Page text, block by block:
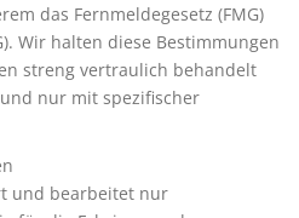
das Fernmeldegesetz (FMG)
Wir halten diese Bestimmungen
streng vertraulich behandelt
nur mit spezifischer
und bearbeitet nur